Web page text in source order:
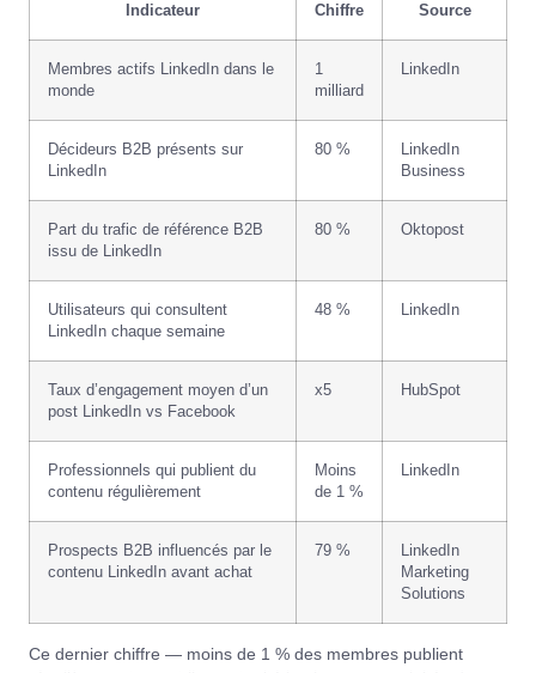
Indicateur Chiffre Source
Membres actifs LinkedIn dans le
monde
1
milliard
LinkedIn
Décideurs B2B présents sur
LinkedIn
80 %
LinkedIn
Business
Part du trafic de référence B2B
issu de LinkedIn
80 % Oktopost
Utilisateurs qui consultent
LinkedIn chaque semaine
48 % LinkedIn
Taux d’engagement moyen d’un
post LinkedIn vs Facebook
x5 HubSpot
Professionnels qui publient du
contenu régulièrement
Moins
de 1 %
LinkedIn
Prospects B2B influencés par le
contenu LinkedIn avant achat
79 %
LinkedIn
Marketing
Solutions
Ce dernier chiffre — moins de 1 % des membres publient